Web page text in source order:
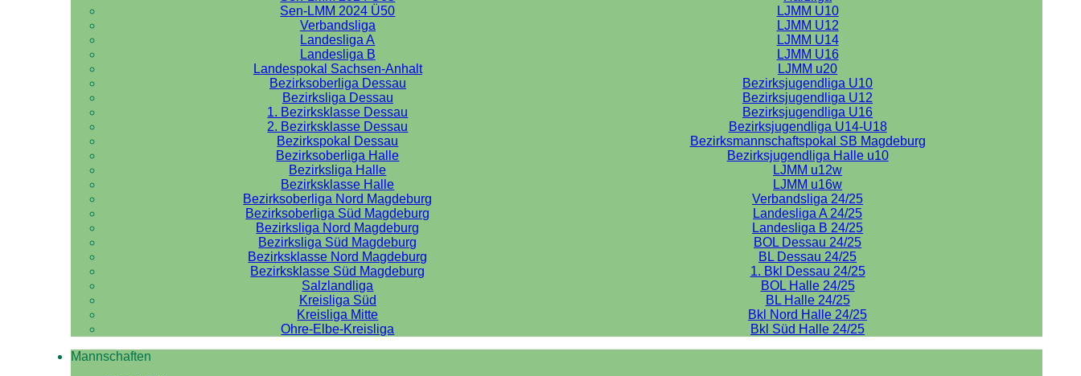
Sen-LMM 2024 Ü50
LJMM U10
Verbandsliga
LJMM U12
Landesliga A
LJMM U14
Landesliga B
LJMM U16
Landespokal Sachsen-Anhalt
LJMM u20
Bezirksoberliga Dessau
Bezirksjugendliga U10
Bezirksliga Dessau
Bezirksjugendliga U12
1. Bezirksklasse Dessau
Bezirksjugendliga U16
2. Bezirksklasse Dessau
Bezirksjugendliga U14-U18
Bezirkspokal Dessau
Bezirksmannschaftspokal SB Magdeburg
Bezirksoberliga Halle
Bezirksjugendliga Halle u10
Bezirksliga Halle
LJMM u12w
Bezirksklasse Halle
LJMM u16w
Bezirksoberliga Nord Magdeburg
Verbandsliga 24/25
Bezirksoberliga Süd Magdeburg
Landesliga A 24/25
Bezirksliga Nord Magdeburg
Landesliga B 24/25
Bezirksliga Süd Magdeburg
BOL Dessau 24/25
Bezirksklasse Nord Magdeburg
BL Dessau 24/25
Bezirksklasse Süd Magdeburg
1. Bkl Dessau 24/25
Salzlandliga
BOL Halle 24/25
Kreisliga Süd
BL Halle 24/25
Kreisliga Mitte
Bkl Nord Halle 24/25
Ohre-Elbe-Kreisliga
Bkl Süd Halle 24/25
Mannschaften